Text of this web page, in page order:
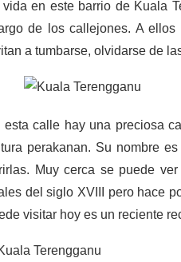
vida en este barrio de Kuala
de los callejones. A
a tumbarse, olvidarse de
esta calle hay una preciosa
perakanan. Su nombre
Muy cerca se puede
del siglo XVIII pero hace
visitar hoy es un reciente